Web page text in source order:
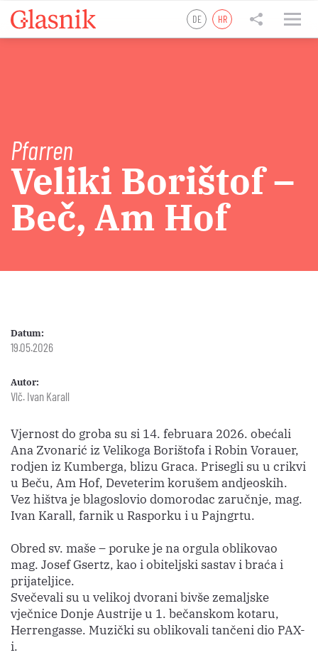
DE HR
Pfarren
Veliki Borištof –
Beč, Am Hof
Datum:
19.05.2026
Autor:
Vlč. Ivan Karall
Vjernost do groba su si 14. februara 2026. obećali
Ana Zvonarić iz Velikoga Borištofa i Robin Vorauer,
rodjen iz Kumberga, blizu Graca. Prisegli su u crikvi
u Beču, Am Hof, Deveterim korušem andjeoskih.
Vez hištva je blagoslovio domorodac zaručnje, mag.
Ivan Karall, farnik u Rasporku i u Pajngrtu.
Obred sv. maše – poruke je na orgula oblikovao
mag. Josef Gsertz, kao i obiteljski sastav i braća i
prijateljice.
Svečevali su u velikoj dvorani bivše zemaljske
vječnice Donje Austrije u 1. bečanskom kotaru,
Herrengasse. Muzički su oblikovali tančeni dio PAX-
i.